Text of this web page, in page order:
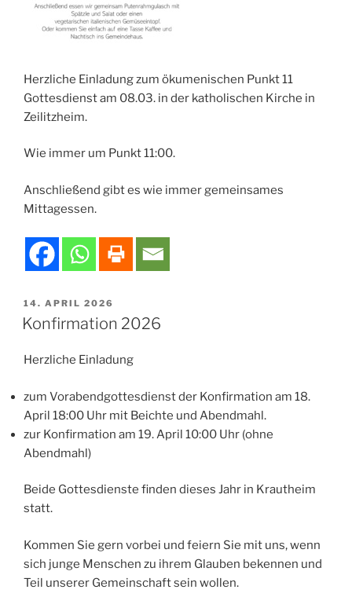
Herzliche Einladung zum ökumenischen Punkt 11
Gottesdienst am 08.03. in der katholischen Kirche in
Zeilitzheim.
Wie immer um Punkt 11:00.
Anschließend gibt es wie immer gemeinsames
Mittagessen.
VERÖFFENTLICHT
AM
14. APRIL 2026
Konfirmation 2026
Herzliche Einladung
zum Vorabendgottesdienst der Konfirmation am 18.
April 18:00 Uhr mit Beichte und Abendmahl.
zur Konfirmation am 19. April 10:00 Uhr (ohne
Abendmahl)
Beide Gottesdienste finden dieses Jahr in Krautheim
statt.
Kommen Sie gern vorbei und feiern Sie mit uns, wenn
sich junge Menschen zu ihrem Glauben bekennen und
Teil unserer Gemeinschaft sein wollen.